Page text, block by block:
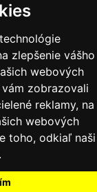
zlepšenie vášho
webových
zobrazovali
reklamy, na
webových
toho, odkiaľ naši
ZÓNY
podmienky